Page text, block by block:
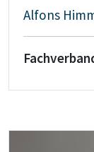
Alfons